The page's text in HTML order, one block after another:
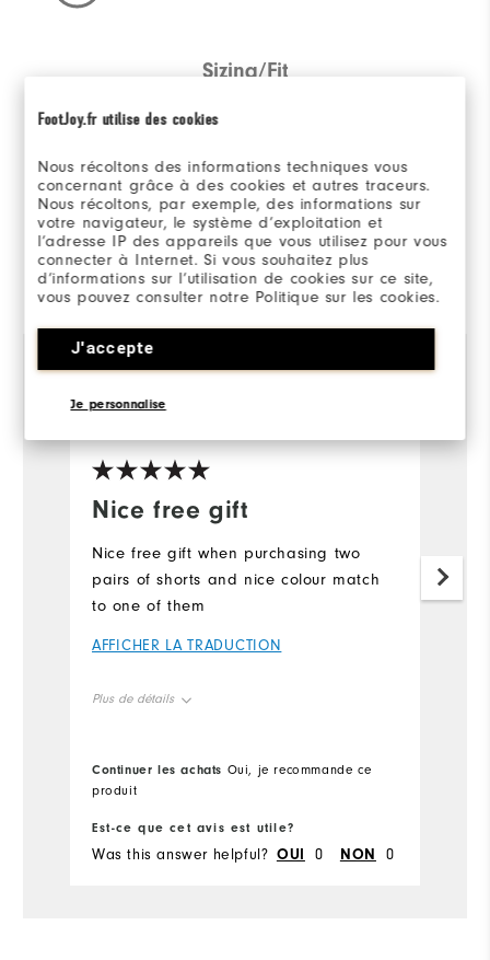
FootJoy.fr utilise des cookies
Nous récoltons des informations techniques vous
concernant grâce à des cookies et autres traceurs.
Nous récoltons, par exemple, des informations sur
votre navigateur, le système d’exploitation et
l’adresse IP des appareils que vous utilisez pour vous
connecter à Internet. Si vous souhaitez plus
d’informations sur l’utilisation de cookies sur ce site,
vous pouvez consulter notre Politique sur les cookies.
J'accepte
Je personnalise
Sizing/Fit
Overall Size
Runs Small Runs Large
Evalué par 1 client
View All
Nice free gift
Paul
Nice free gift when purchasing two
pairs of shorts and nice colour match
to one of them
AFFICHER LA TRADUCTION
Plus de détails
Runs Small
Continuer les achats Oui, je recommande ce
produit
Est-ce que cet avis est utile?
Was this answer helpful? OUI 0 NON 0